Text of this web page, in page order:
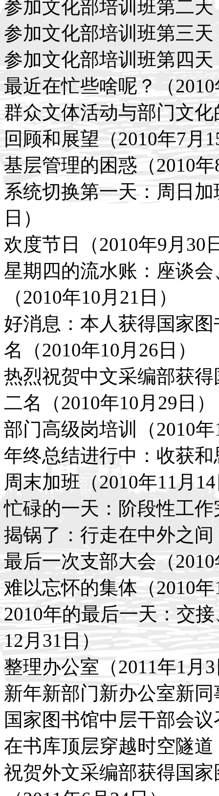
参加文化部培训班第二天
参加文化部培训班第三
参加文化部培训班第四
最近在忙些啥呢？（
群众文体活动与部门文
回顾和展望（2010年7月
基层管理的困惑（2010
系统切换第一天：周日
日）
欢度节日（2010年9月30
星期四的流水账：座谈
（2010年10月21日）
好消息：本人获得国家
名（2010年10月26日）
热烈祝贺中文采编部获
二名（2010年10月29日）
部门高级岗培训（2010
年终总结进行中：收获
周末加班（2010年11月
忙碌的一天：阶段性工
揭锅了：行走在中外之间
最后一次支部大会（
难以忘怀的集体（2010
2010年的最后一天：交
12月31日）
整理办公室（2011年1月
新年新部门新办公室新
国家图书馆中层干部会
在书库顶层穿越时空隧道
祝贺外文采编部获得国